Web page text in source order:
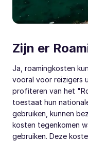
Zijn er
Ja, roamingkosten
vooral voor reizigers
profiteren van het
toestaat hun
gebruiken, kunnen
kosten tegenkomen
gebruiken. Deze